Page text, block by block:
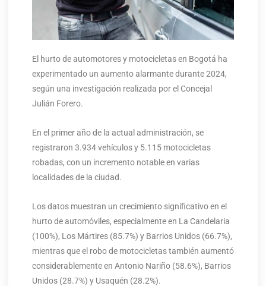
El hurto de automotores y motocicletas en Bogotá ha
experimentado un aumento alarmante durante 2024,
según una investigación realizada por el Concejal
Julián Forero.
En el primer año de la actual administración, se
registraron 3.934 vehículos y 5.115 motocicletas
robadas, con un incremento notable en varias
localidades de la ciudad.
Los datos muestran un crecimiento significativo en el
hurto de automóviles, especialmente en La Candelaria
(100%), Los Mártires (85.7%) y Barrios Unidos (66.7%),
mientras que el robo de motocicletas también aumentó
considerablemente en Antonio Nariño (58.6%), Barrios
Unidos (28.7%) y Usaquén (28.2%).